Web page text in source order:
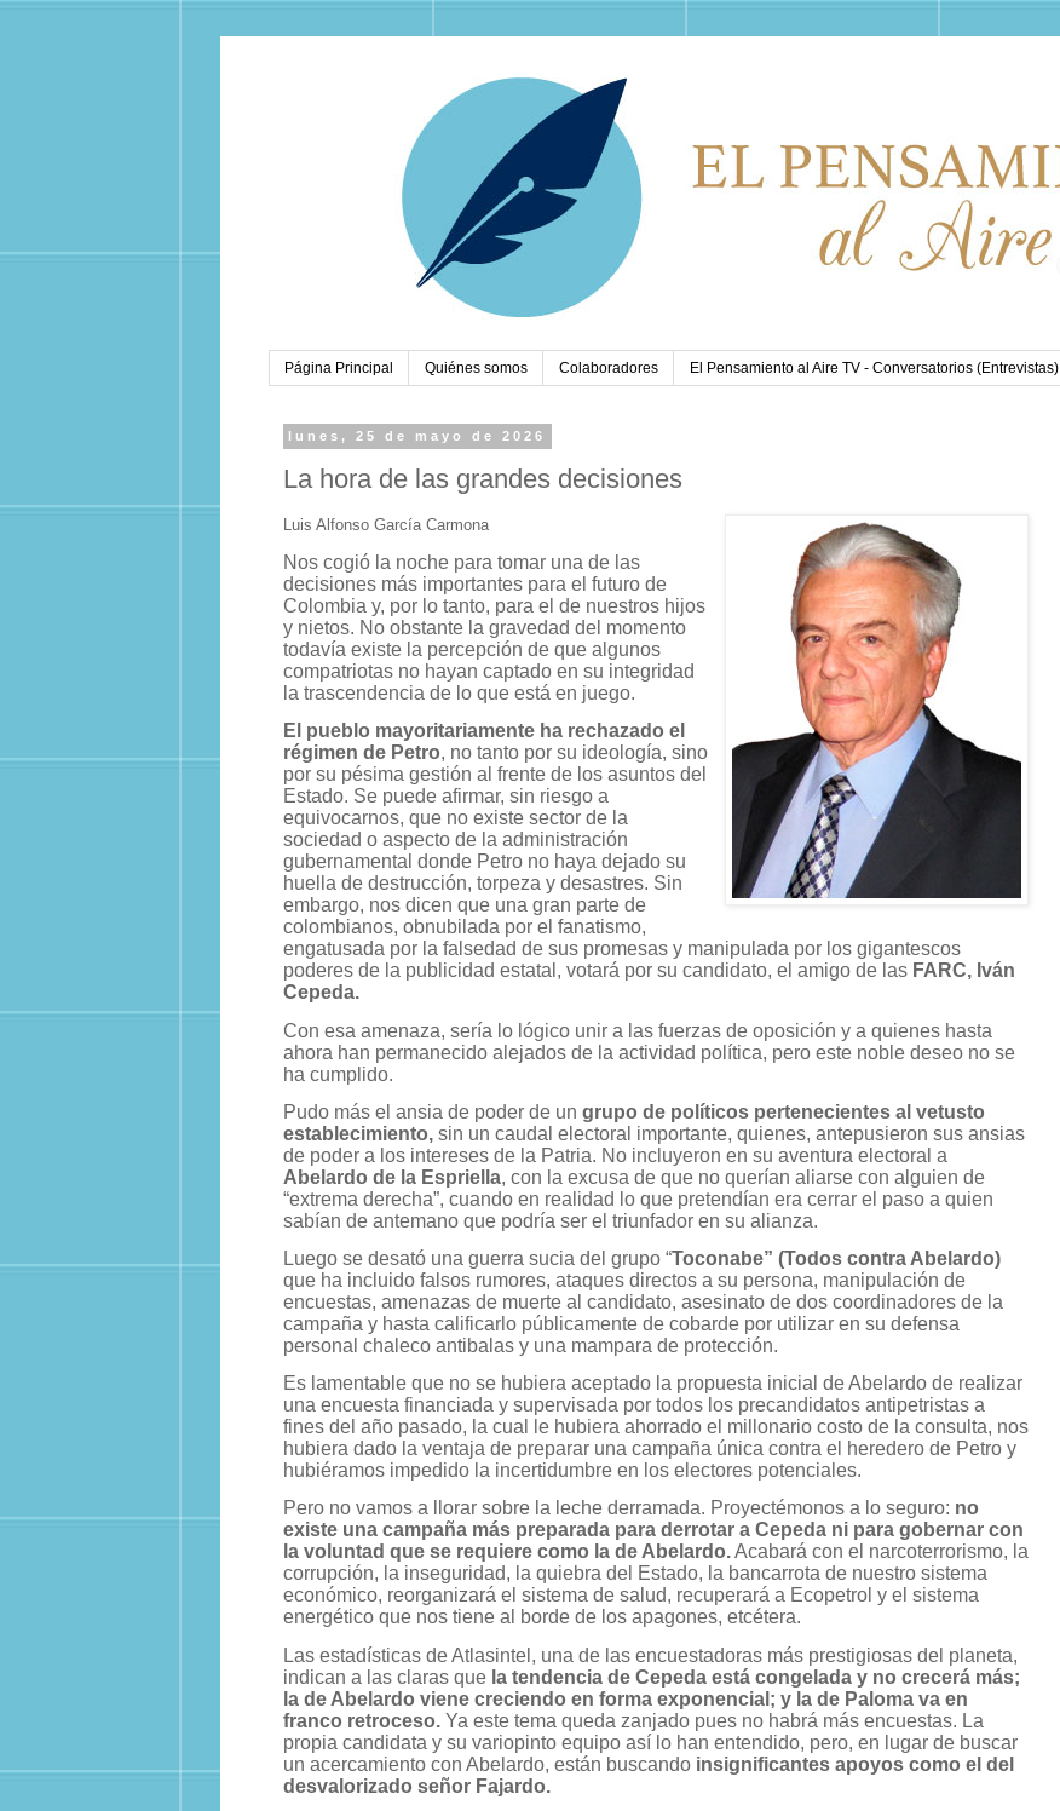
Página Principal Quiénes somos Colaboradores El Pensamiento al Aire TV - Conversatorios (Entrevistas)
lunes, 25 de mayo de 2026
La hora de las grandes decisiones
Luis Alfonso García Carmona
Nos cogió la noche para tomar una de las
decisiones más importantes para el futuro de
Colombia y, por lo tanto, para el de nuestros hijos
y nietos. No obstante la gravedad del momento
todavía existe la percepción de que algunos
compatriotas no hayan captado en su integridad
la trascendencia de lo que está en juego.
El pueblo mayoritariamente ha rechazado el
régimen de Petro, no tanto por su ideología, sino
por su pésima gestión al frente de los asuntos del
Estado. Se puede afirmar, sin riesgo a
equivocarnos, que no existe sector de la
sociedad o aspecto de la administración
gubernamental donde Petro no haya dejado su
huella de destrucción, torpeza y desastres. Sin
embargo, nos dicen que una gran parte de
colombianos, obnubilada por el fanatismo,
engatusada por la falsedad de sus promesas y manipulada por los gigantescos
poderes de la publicidad estatal, votará por su candidato, el amigo de las FARC, Iván
Cepeda.
Con esa amenaza, sería lo lógico unir a las fuerzas de oposición y a quienes hasta
ahora han permanecido alejados de la actividad política, pero este noble deseo no se
ha cumplido.
Pudo más el ansia de poder de un grupo de políticos pertenecientes al vetusto
establecimiento, sin un caudal electoral importante, quienes, antepusieron sus ansias
de poder a los intereses de la Patria. No incluyeron en su aventura electoral a
Abelardo de la Espriella, con la excusa de que no querían aliarse con alguien de
“extrema derecha”, cuando en realidad lo que pretendían era cerrar el paso a quien
sabían de antemano que podría ser el triunfador en su alianza.
Luego se desató una guerra sucia del grupo “Toconabe” (Todos contra Abelardo)
que ha incluido falsos rumores, ataques directos a su persona, manipulación de
encuestas, amenazas de muerte al candidato, asesinato de dos coordinadores de la
campaña y hasta calificarlo públicamente de cobarde por utilizar en su defensa
personal chaleco antibalas y una mampara de protección.
Es lamentable que no se hubiera aceptado la propuesta inicial de Abelardo de realizar
una encuesta financiada y supervisada por todos los precandidatos antipetristas a
fines del año pasado, la cual le hubiera ahorrado el millonario costo de la consulta, nos
hubiera dado la ventaja de preparar una campaña única contra el heredero de Petro y
hubiéramos impedido la incertidumbre en los electores potenciales.
Pero no vamos a llorar sobre la leche derramada. Proyectémonos a lo seguro: no
existe una campaña más preparada para derrotar a Cepeda ni para gobernar con
la voluntad que se requiere como la de Abelardo.Acabará con el narcoterrorismo, la
corrupción, la inseguridad, la quiebra del Estado, la bancarrota de nuestro sistema
económico, reorganizará el sistema de salud, recuperará a Ecopetrol y el sistema
energético que nos tiene al borde de los apagones, etcétera.
Las estadísticas de Atlasintel, una de las encuestadoras más prestigiosas del planeta,
indican a las claras que la tendencia de Cepeda está congelada y no crecerá más;
la de Abelardo viene creciendo en forma exponencial; y la de Paloma va en
franco retroceso. Ya este tema queda zanjado pues no habrá más encuestas. La
propia candidata y su variopinto equipo así lo han entendido, pero, en lugar de buscar
un acercamiento con Abelardo, están buscando insignificantes apoyos como el del
desvalorizado señor Fajardo.